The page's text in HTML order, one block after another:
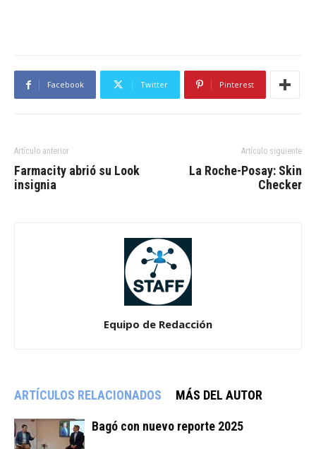
Facebook Twitter Pinterest
Artículo anterior
Farmacity abrió su Look
insignia
Artículo siguiente
La Roche-Posay: Skin
Checker
Equipo de Redacción
ARTÍCULOS RELACIONADOS MÁS DEL AUTOR
Bagó con nuevo reporte 2025